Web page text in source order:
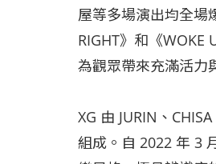
屋等多場演出均全場
RIGHT》和《WOKE
為觀眾帶來充滿活力
XG 由 JURIN、
組成。自 2022 年 3